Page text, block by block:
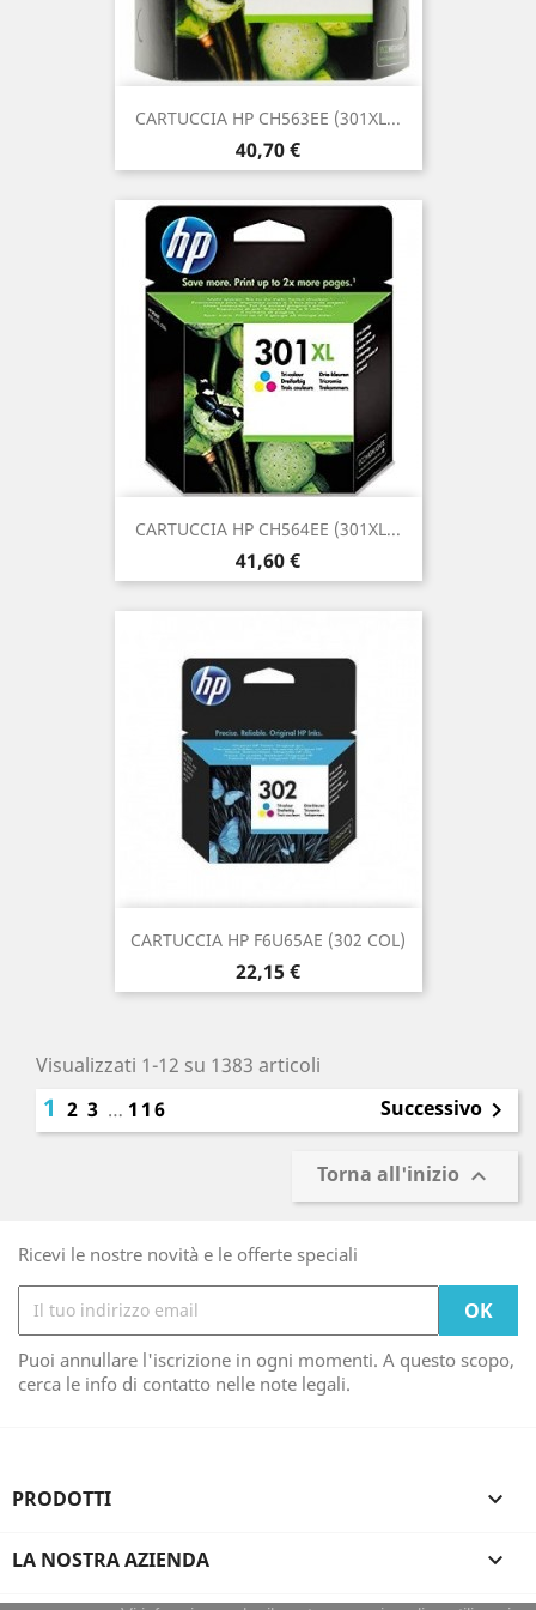
CARTUCCIA HP CH563EE (301XL...
Prezzo
40,70 €
CARTUCCIA HP CH564EE (301XL...
Prezzo
41,60 €
CARTUCCIA HP F6U65AE (302 COL)
Prezzo
22,15 €
Visualizzati 1-12 su 1383 articoli
1 2 3 … 116 Successivo 
Torna all'inizio 
Ricevi le nostre novità e le offerte speciali
Puoi annullare l'iscrizione in ogni momenti. A questo scopo,
cerca le info di contatto nelle note legali.
PRODOTTI 
LA NOSTRA AZIENDA 